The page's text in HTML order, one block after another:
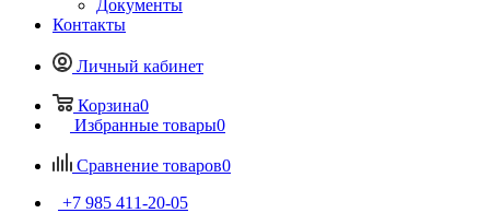
Документы
Контакты
Личный кабинет
Корзина0
Избранные товары0
Сравнение товаров0
+7 985 411-20-05